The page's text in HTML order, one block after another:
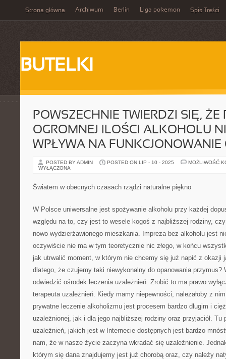
Strona główna Archiwum Berlin Liga pokemon Spis Treści
BUTELKI
POWSZECHNIE TWIERDZI SIĘ, ŻE
OGROMNEJ ILOŚCI ALKOHOLU
WPŁYWA NA FUNKCJONOWANIE
POSTED BY ADMIN POSTED ON LIP - 10 - 2025
MOŻLIWOŚĆ
WYŁĄCZONA
Światem w obecnych czasach rządzi naturalne piękno
W Polsce uniwersalne jest spożywanie alkoholu przy każdej
względu na to, czy jest to wesele kogoś z najbliższej rodziny,
nowo wydzierżawionego mieszkania. Impreza bez alkoholu jest
oczywiście nie ma w tym teoretycznie nic złego, w końcu
jak utrwalić moment, w którym nie chcemy się już napić z okazji
dlatego, że czujemy taki niewykonalny do opanowania przymus?
odwiedzić ośrodek leczenia uzależnień. Zrobić to ma prawo
terapeuta uzależnień. Kiedy mamy niepewności, należałoby z
prywatne leczenie alkoholizmu jest procesem bardzo długim i
uzależnionej, jak i dla jego najbliższej rodziny oraz przyjaciół. Tu
uzależnień, jakich jest w Internecie dostępnych jest bardzo
nam, że w nasze życie zaczyna wkradać się uzależnienie.
którym się dana znajdujemy jest już chorobą oraz, czy należy